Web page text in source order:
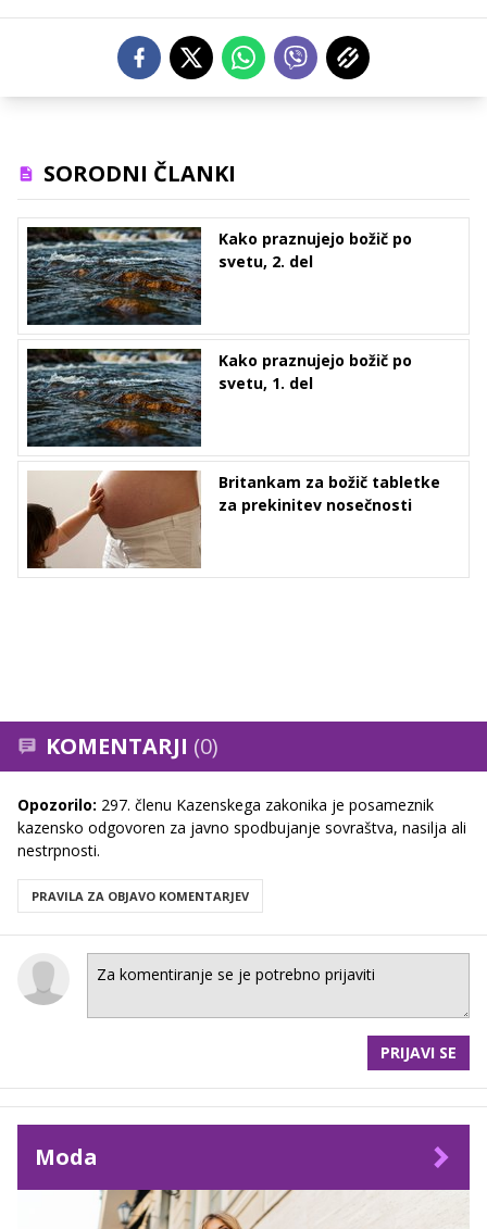
SORODNI ČLANKI
Kako praznujejo božič po
svetu, 2. del
Kako praznujejo božič po
svetu, 1. del
Britankam za božič tabletke
za prekinitev nosečnosti
KOMENTARJI (0)
Opozorilo: 297. členu Kazenskega zakonika je posameznik
kazensko odgovoren za javno spodbujanje sovraštva, nasilja ali
nestrpnosti.
PRAVILA ZA OBJAVO KOMENTARJEV
PRIJAVI SE
Moda